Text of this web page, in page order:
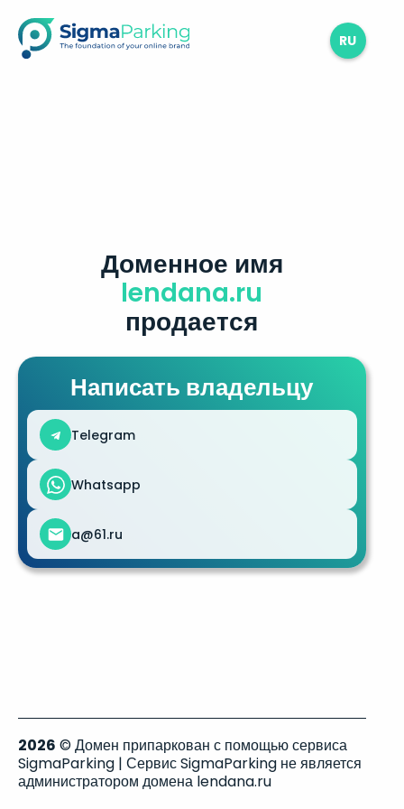
RU
Доменное имя
lendana.ru
продается
Написать владельцу
Telegram
Whatsapp
a@61.ru
2026 © Домен припаркован с помощью сервиса
SigmaParking | Сервис SigmaParking не является
администратором домена lendana.ru